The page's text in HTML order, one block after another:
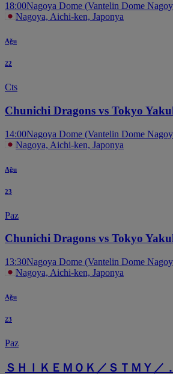
18:00Nagoya Dome (Vantelin Dome
Nagoya, Aichi-ken, Japonya
Ağu
22
Cts
Chunichi Dragons vs Tokyo
14:00Nagoya Dome (Vantelin Dome
Nagoya, Aichi-ken, Japonya
Ağu
23
Paz
Chunichi Dragons vs Tokyo
13:30Nagoya Dome (Vantelin Dome
Nagoya, Aichi-ken, Japonya
Ağu
23
Paz
ＳＨＩＫＥＭＯＫ／ＳＴＭＹ／